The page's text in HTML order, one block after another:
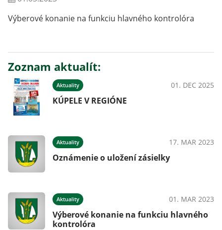
Výberové konanie na funkciu hlavného kontrolóra
Zoznam aktualít:
Aktuality 01. DEC 2025
KÚPELE V REGIÓNE
Aktuality 17. MAR 2023
Oznámenie o uložení zásielky
Aktuality 01. MAR 2023
Výberové konanie na funkciu hlavného
kontrolóra